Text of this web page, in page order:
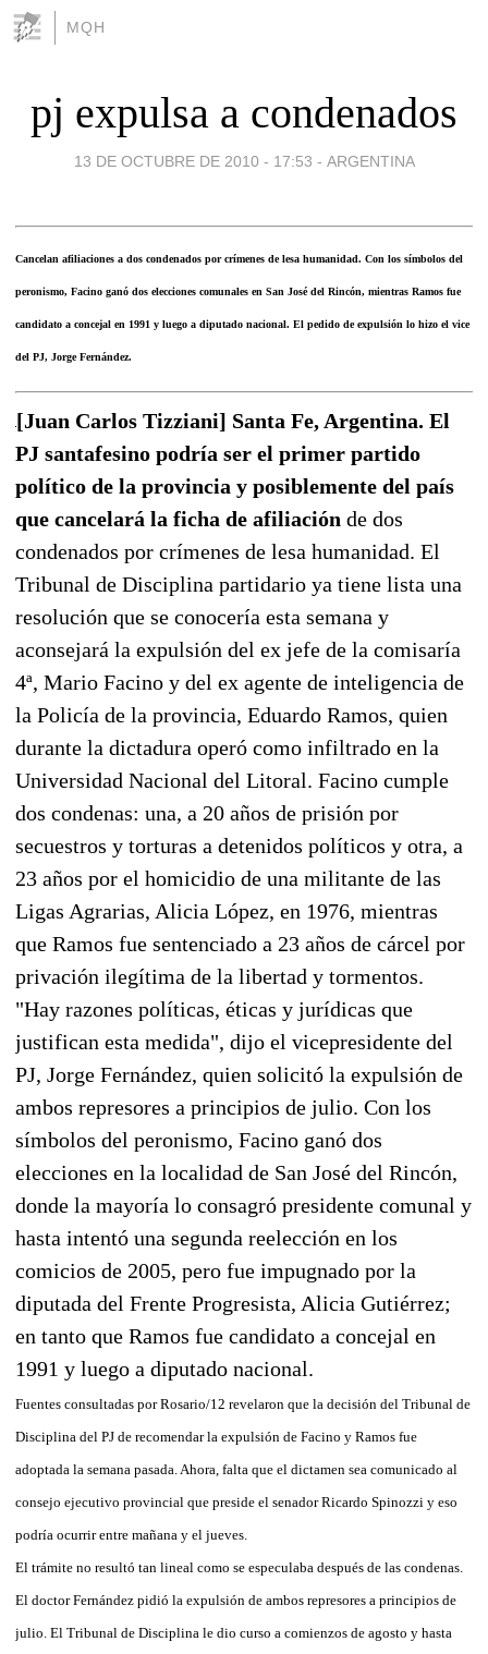
MQH
pj expulsa a condenados
13 DE OCTUBRE DE 2010 - 17:53 - ARGENTINA
Cancelan afiliaciones a dos condenados por crímenes de lesa humanidad. Con los símbolos del
peronismo, Facino ganó dos elecciones comunales en San José del Rincón, mientras Ramos fue
candidato a concejal en 1991 y luego a diputado nacional. El pedido de expulsión lo hizo el vice
del PJ, Jorge Fernández.
[Juan Carlos Tizziani] Santa Fe, Argentina. El
PJ santafesino podría ser el primer partido
político de la provincia y posiblemente del país
que cancelará la ficha de afiliación de dos
condenados por crímenes de lesa humanidad. El
Tribunal de Disciplina partidario ya tiene lista una
resolución que se conocería esta semana y
aconsejará la expulsión del ex jefe de la comisaría
4ª, Mario Facino y del ex agente de inteligencia de
la Policía de la provincia, Eduardo Ramos, quien
durante la dictadura operó como infiltrado en la
Universidad Nacional del Litoral. Facino cumple
dos condenas: una, a 20 años de prisión por
secuestros y torturas a detenidos políticos y otra, a
23 años por el homicidio de una militante de las
Ligas Agrarias, Alicia López, en 1976, mientras
que Ramos fue sentenciado a 23 años de cárcel por
privación ilegítima de la libertad y tormentos.
"Hay razones políticas, éticas y jurídicas que
justifican esta medida", dijo el vicepresidente del
PJ, Jorge Fernández, quien solicitó la expulsión de
ambos represores a principios de julio. Con los
símbolos del peronismo, Facino ganó dos
elecciones en la localidad de San José del Rincón,
donde la mayoría lo consagró presidente comunal y
hasta intentó una segunda reelección en los
comicios de 2005, pero fue impugnado por la
diputada del Frente Progresista, Alicia Gutiérrez;
en tanto que Ramos fue candidato a concejal en
1991 y luego a diputado nacional.
Fuentes consultadas por Rosario/12 revelaron que la decisión del Tribunal de
Disciplina del PJ de recomendar la expulsión de Facino y Ramos fue
adoptada la semana pasada. Ahora, falta que el dictamen sea comunicado al
consejo ejecutivo provincial que preside el senador Ricardo Spinozzi y eso
podría ocurrir entre mañana y el jueves.
El trámite no resultó tan lineal como se especulaba después de las condenas.
El doctor Fernández pidió la expulsión de ambos represores a principios de
julio. El Tribunal de Disciplina le dio curso a comienzos de agosto y hasta